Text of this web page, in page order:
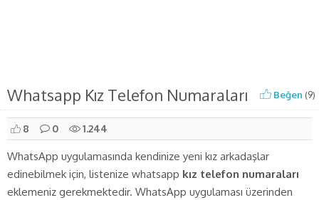
Whatsapp Kız Telefon Numaraları Beğen (9)
8 0 1.244
WhatsApp uygulamasında kendinize yeni kız arkadaşlar
edinebilmek için, listenize whatsapp kız telefon numaraları
eklemeniz gerekmektedir. WhatsApp uygulaması üzerinden